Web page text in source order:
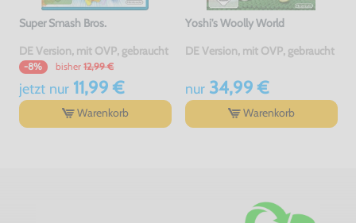
Super Smash Bros.
DE Version, mit OVP, gebraucht
-8% bisher 12,99 €
jetzt nur11,99 €
Warenkorb
Yoshi's Woolly World
DE Version, mit OVP, gebraucht
nur34,99 €
Warenkorb